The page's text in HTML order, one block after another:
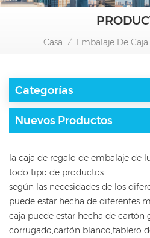
Casa / Embalaje De
Categorías
Nuevos Productos
la caja de regalo de embalaje de
todo tipo de productos.
según las necesidades de los
puede estar hecha de diferentes
caja puede estar hecha de cartón
corrugado,cartón blanco,tablero